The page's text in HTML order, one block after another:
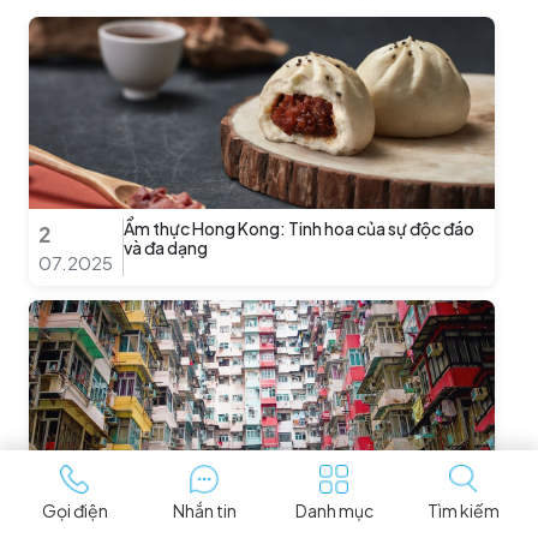
2
07.2025
Ẩm thực Hong Kong: Tinh hoa của sự độc đáo
và đa dạng
2
CHECK-IN NGAY 10 ĐỊA ĐIỂM SỐNG ẢO
Gọi điện Nhắn tin Danh mục Tìm kiếm